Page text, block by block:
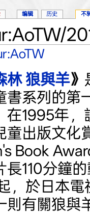
林 狼與羊》
書系列的第
在1995年，
童出版文化
Book
長110分鐘
，於日本電
則有關狼與
编辑 历史 不